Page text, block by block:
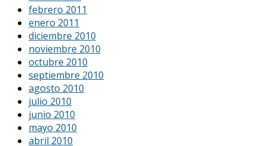
febrero 2011
enero 2011
diciembre 2010
noviembre 2010
octubre 2010
septiembre 2010
agosto 2010
julio 2010
junio 2010
mayo 2010
abril 2010